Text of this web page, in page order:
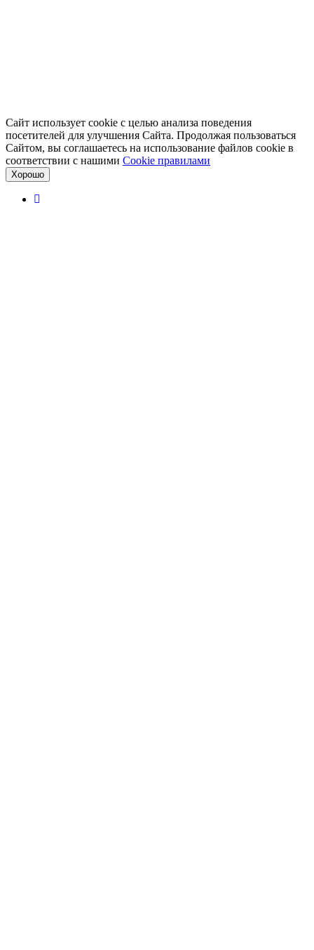
Сайт использует cookie с целью анализа поведения
посетителей для улучшения Сайта. Продолжая пользоваться
Сайтом, вы соглашаетесь на использование файлов cookie в
соответствии с нашими Cookiе правилами
Хорошо